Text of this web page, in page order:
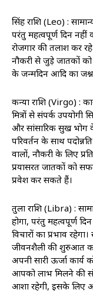
सिंह राशि (Leo) :
परंतु महत्वपूर्ण दिन नहीं
रोजगार की तलाश कर
नौकरी से जुड़े जातकों को
के जन्मदिन आदि का
कन्या राशि (Virgo) :
मित्रों से संपर्क
और सांसारिक सुख भोग
परिवर्तन के साथ
वालों, नौकरी के लिए
प्रयासरत जातकों को
प्रवेश कर सकते हैं।
तुला राशि (Libra) :
होगा, परंतु महत्वपूर्ण
विचारों का प्रभाव
जीवनशैली की शुरुआत
अपनी सारी ऊर्जा कार्य
आपको लाभ मिलने की
आशा रहेगी, इसके लिए